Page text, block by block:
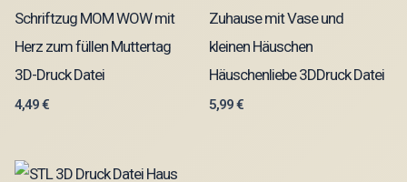
Schriftzug MOM WOW mit
Herz zum füllen Muttertag
3D-Druck Datei
4,49€
Zuhause mit Vase und
kleinen Häuschen
Häuschenliebe 3DDruck Datei
5,99€